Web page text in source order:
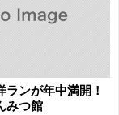
ランが年中満開！
みつ館